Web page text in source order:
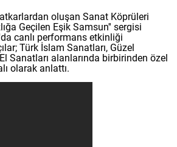
oluşan Sanat Köprüleri
Geçilen Eşik Samsun'' sergisi
canlı performans etkinliği
Türk İslam Sanatları, Güzel
Sanatları alanlarında birbirinden özel
olarak anlattı.